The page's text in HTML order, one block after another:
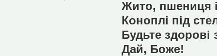
Жито, пшениця
Коноплі під
Будьте
Дай, Боже!